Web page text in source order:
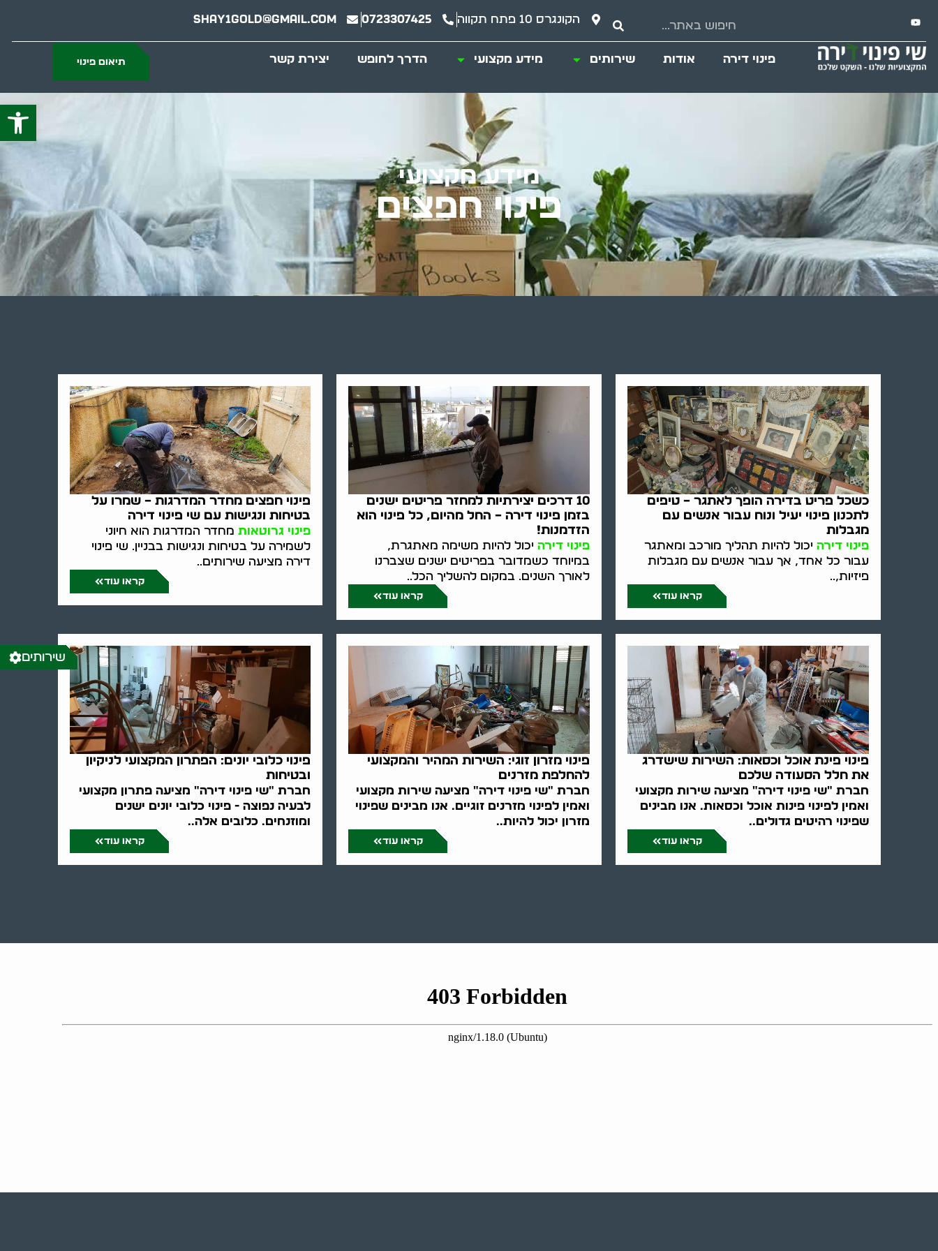
פתח
הקונגרס 10 פתח תקווה 0723307425
Shay1gold@gmail.com
פינוי דירה אודות שירותים מידע מקצועי הדרך לחופש יצירת קשר תיאום פינוי
מידע מקצועי
פינוי חפצים
כשכל פריט בדירה הופך לאתגר – טיפים
לתכנון פינוי יעיל ונוח עבור אנשים עם
מגבלות
פינוי דירה יכול להיות תהליך מורכב ומאתגר
עבור כל אחד, אך עבור אנשים עם מגבלות
פיזיות,..
קראו עוד
10 דרכים יצירתיות למחזר פריטים ישנים
בזמן פינוי דירה – החל מהיום, כל פינוי הוא
הזדמנות!
פינוי דירה יכול להיות משימה מאתגרת,
במיוחד כשמדובר בפריטים ישנים שצברנו
לאורך השנים. במקום להשליך הכל..
קראו עוד
פינוי חפצים מחדר המדרגות – שמרו על
בטיחות ונגישות עם שי פינוי דירה
פינוי גרוטאותמחדר המדרגות הוא חיוני
לשמירה על בטיחות ונגישות בבניין. שי פינוי
דירה מציעה שירותים..
קראו עוד
פינוי פינת אוכל וכסאות: השירות שישדרג
את חלל הסעודה שלכם
חברת "שי פינוי דירה" מציעה שירות מקצועי
ואמין לפינוי פינות אוכל וכסאות. אנו מבינים
שפינוי רהיטים גדולים..
קראו עוד
פינוי מזרון זוגי: השירות המהיר והמקצועי
להחלפת מזרנים
חברת "שי פינוי דירה" מציעה שירות מקצועי
ואמין לפינוי מזרנים זוגיים. אנו מבינים שפינוי
מזרון יכול להיות..
קראו עוד
פינוי כלובי יונים: הפתרון המקצועי לניקיון
ובטיחות
חברת "שי פינוי דירה" מציעה פתרון מקצועי
לבעיה נפוצה - פינוי כלובי יונים ישנים
ומוזנחים. כלובים אלה..
קראו עוד
שירותים